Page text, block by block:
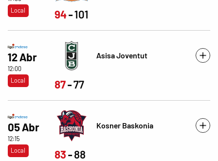
Local
94 101
12 Abr
12:00
Local
Asisa Joventut
87 77
05 Abr
12:15
Local
Kosner Baskonia
83 88